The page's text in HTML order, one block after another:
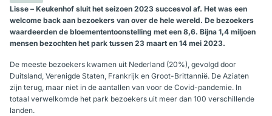
Lisse – Keukenhof sluit het seizoen 2023 succesvol af. Het was een
welcome back aan bezoekers van over de hele wereld. De bezoekers
waardeerden de bloemententoonstelling met een 8,6. Bijna 1,4 miljoen
mensen bezochten het park tussen 23 maart en 14 mei 2023.
De meeste bezoekers kwamen uit Nederland (20%), gevolgd door
Duitsland, Verenigde Staten, Frankrijk en Groot-Brittannië. De Aziaten
zijn terug, maar niet in de aantallen van voor de Covid-pandemie. In
totaal verwelkomde het park bezoekers uit meer dan 100 verschillende
landen.